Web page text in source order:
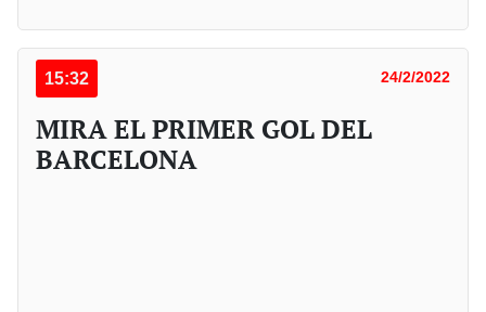
15:32 24/2/2022
MIRA EL PRIMER GOL DEL
BARCELONA